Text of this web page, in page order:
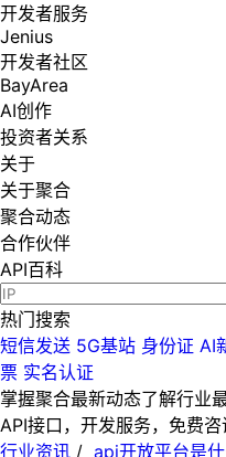
开发者服务
Jenius
开发者社区
BayArea
AI创作
投资者关系
关于
关于聚合
聚合动态
合作伙伴
API百科
热门搜索
短信发送 5G基站 身份证 AI
票 实名认证
掌握聚合最新动态了解行业
API接口，开发服务，免费
行业资讯 / api开放平台是